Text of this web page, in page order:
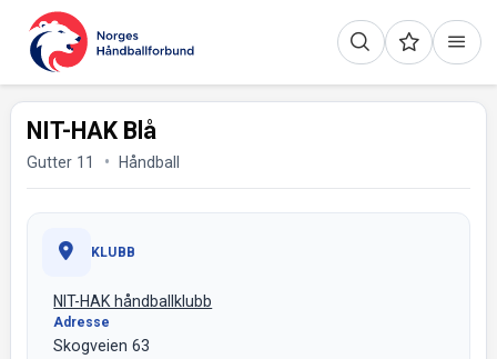
NIT-HAK Blå
Gutter 11 Håndball
KLUBB
NIT-HAK håndballklubb
Adresse
Skogveien 63